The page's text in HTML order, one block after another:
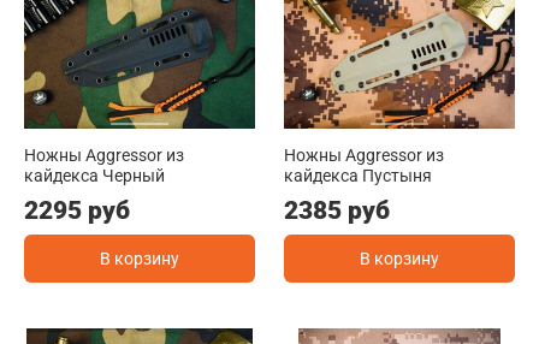
Ножны Aggressor из
кайдекса Черный
2295 руб
В корзину
Ножны Aggressor из
кайдекса Пустыня
2385 руб
В корзину